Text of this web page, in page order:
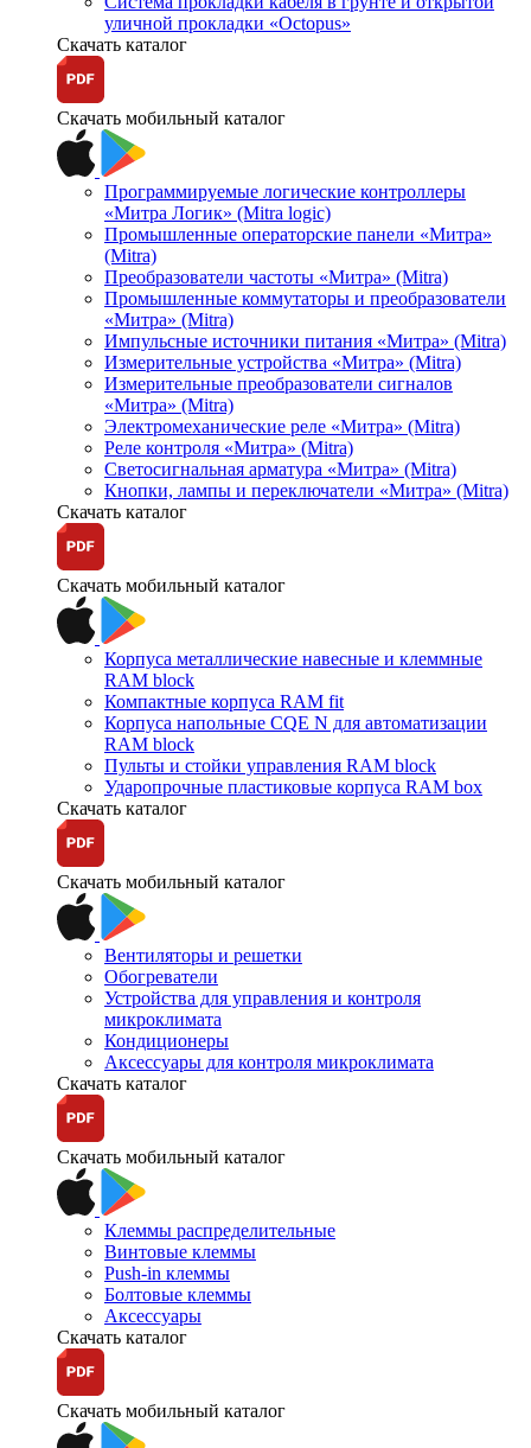
уличной прокладки «Octopus»
Скачать каталог
Скачать мобильный каталог
Программируемые логические контроллеры
«Митра Логик» (Mitra logic)
Промышленные операторские панели «Митра»
(Mitra)
Преобразователи частоты «Митра» (Mitra)
Промышленные коммутаторы и преобразователи
«Митра» (Mitra)
Импульсные источники питания «Митра» (Mitra)
Измерительные устройства «Митра» (Mitra)
Измерительные преобразователи сигналов
«Митра» (Mitra)
Электромеханические реле «Митра» (Mitra)
Реле контроля «Митра» (Mitra)
Светосигнальная арматура «Митра» (Mitra)
Кнопки, лампы и переключатели «Митра» (Mitra)
Скачать каталог
Скачать мобильный каталог
Корпуса металлические навесные и клеммные
RAM block
Компактные корпуса RAM fit
Корпуса напольные CQE N для автоматизации
RAM block
Пульты и стойки управления RAM block
Ударопрочные пластиковые корпуса RAM box
Скачать каталог
Скачать мобильный каталог
Вентиляторы и решетки
Обогреватели
Устройства для управления и контроля
микроклимата
Кондиционеры
Аксессуары для контроля микроклимата
Скачать каталог
Скачать мобильный каталог
Клеммы распределительные
Винтовые клеммы
Push-in клеммы
Болтовые клеммы
Аксессуары
Скачать каталог
Скачать мобильный каталог